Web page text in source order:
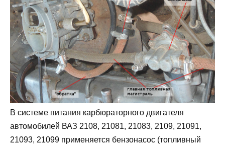
В системе питания карбюраторного двигателя
автомобилей ВАЗ 2108, 21081, 21083, 2109, 21091,
21093, 21099 применяется бензонасос (топливный